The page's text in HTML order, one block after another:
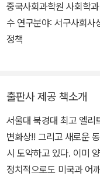
실, 전망』(2017), 『냉전
과 기념의 문화정치: 남
6) 등의 저서와 「On
중국사회과학원 사회학
수 연구분야: 서구사회사상사, 사회학이
정책
출판사 제공 책소개
서울대 북경대 최고 엘리
변화상!! 그리고 새로운 동아시아
시 도약하고 있다. 이미
정치적으로도 미국과 어